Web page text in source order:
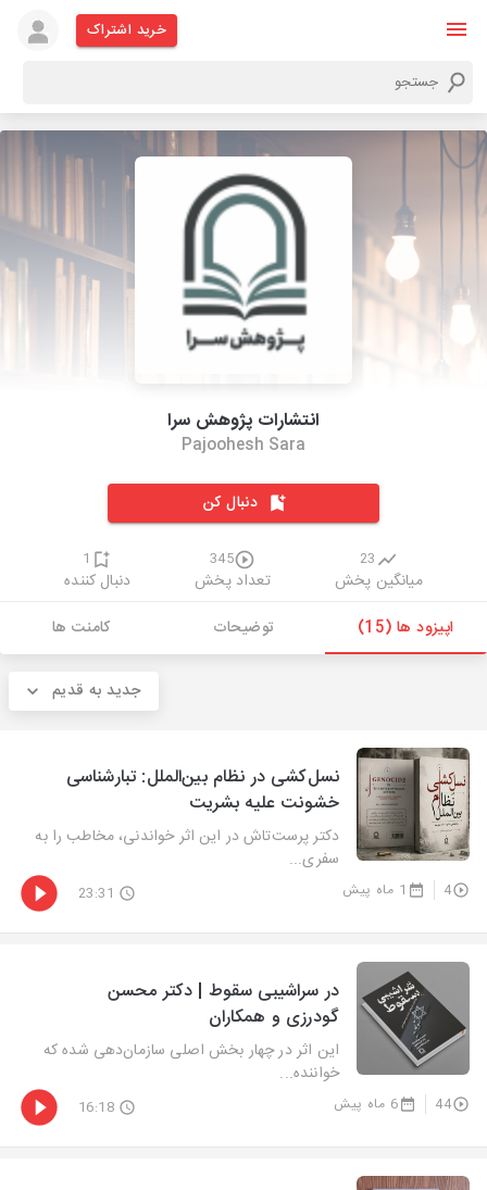
خرید اشتراک
انتشارات پژوهش سرا
Pajoohesh Sara
دنبال کن
23
میانگین پخش
345
تعداد پخش
1
دنبال کننده
اپیزود ها (15)
توضیحات کامنت ها
جدید به قدیم
نسل‌کشی در نظام بین‌الملل: تبارشناسی
خشونت علیه بشریت
دکتر پرست‌تاش در این اثر خواندنی، مخاطب را به
سفری...
4 1 ماه پیش 23:31
در سراشیبی سقوط | دکتر محسن
گودرزی و همکاران
این اثر در چهار بخش اصلی سازمان‌دهی شده که
خواننده...
44 6 ماه پیش 16:18